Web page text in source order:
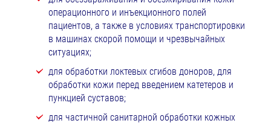
операционного и инъекционного полей
пациентов, а также в условиях транспортировки
в машинах скорой помощи и чрезвычайных
ситуациях;
для обработки локтевых сгибов доноров, для
обработки кожи перед введением катетеров и
пункцией суставов;
для частичной санитарной обработки кожных